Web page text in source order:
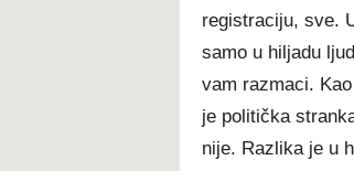
registraciju, sve.
samo u hiljadu
vam razmaci.
je politička
nije. Razlika je u